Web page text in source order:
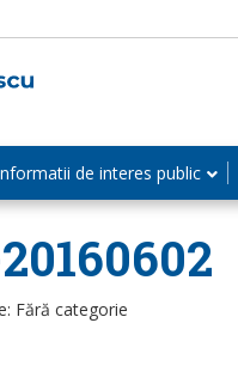
de interes public
Fără categorie